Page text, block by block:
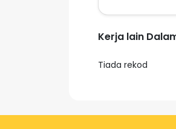
Kerja lain
Tiada rekod